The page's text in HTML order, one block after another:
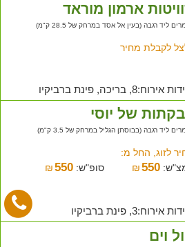
ארמון מוראד
ליד רגבה (בעין אל אסד במרחק של 28.5 ק"מ)
לקבלת מחיר
אירוח:8, בריכה, פינת ברביקיו
של יוסי
ליד רגבה (בבוסתן הגליל במרחק של 3.5 ק"מ)
לזוג, החל מ:
₪550 סופ"ש: ₪ 550
אירוח:3, פינת ברביקיו
וים